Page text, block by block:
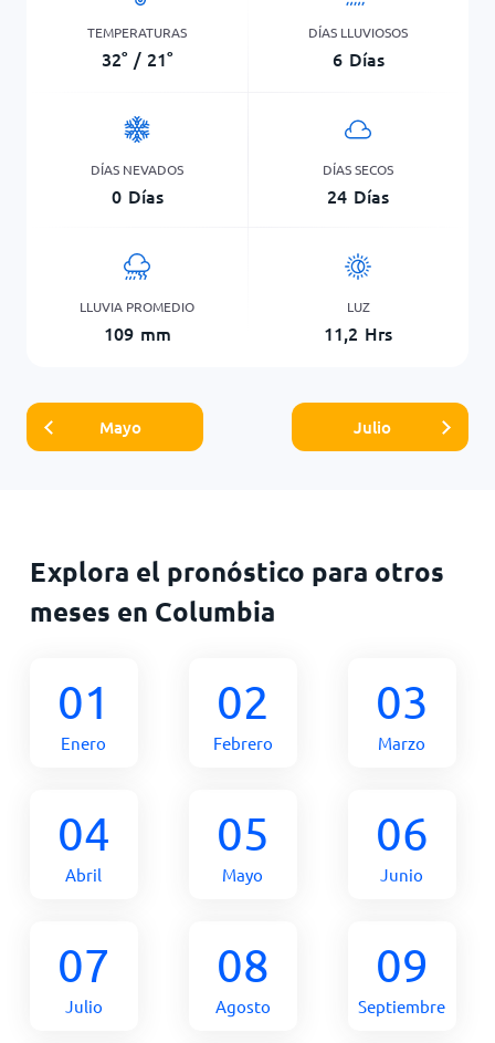
TEMPERATURAS
32° / 21°
DÍAS LLUVIOSOS
6 Días
DÍAS NEVADOS
0 Días
DÍAS SECOS
24 Días
LLUVIA PROMEDIO
109 mm
LUZ
11,2 Hrs
Mayo Julio
Explora el pronóstico para otros
meses en Columbia
01
Enero
02
Febrero
03
Marzo
04
Abril
05
Mayo
06
Junio
07
Julio
08
Agosto
09
Septiembre